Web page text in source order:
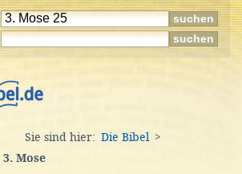
Sie sind hier: Die Bibel
>
3. Mose